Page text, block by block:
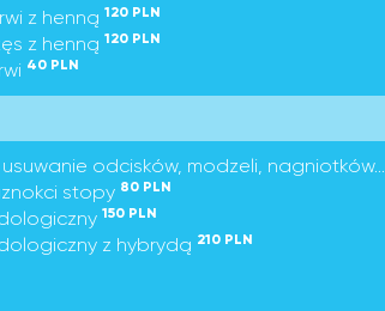
z henną 120 PLN
z henną 120 PLN
40 PLN
odcisków, modzeli, nagniotków...
stopy 80 PLN
150 PLN
z hybrydą 210 PLN